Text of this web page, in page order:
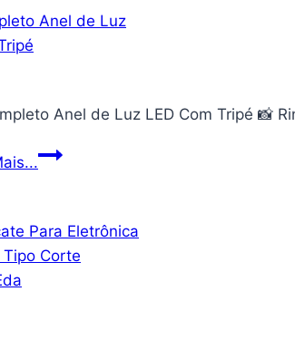
26
tripé
metros
Flexível
CBRN14590
Anel de Luz LED Com Tripé 📸
Kit
de
Luz